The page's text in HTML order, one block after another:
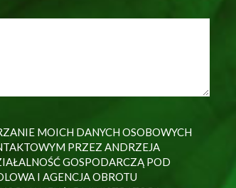
MOICH DANYCH OSOBOWYCH
PRZEZ ANDRZEJA
GOSPODARCZĄ POD
I AGENCJA OBROTU